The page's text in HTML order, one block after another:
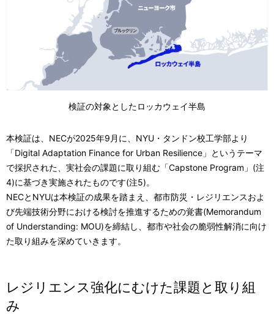
検証の対象としたロッカウェイ半島
本検証は、NECが2025年9月に、NYU・タンドン校工学部より
「Digital Adaptation Finance for Urban Resilience」というテーマ
で採択された、実社会の課題に取り組む「Capstone Program」(注
4)に基づき実施されたものです(注5)。
NECとNYUは本検証の成果を踏まえ、都市防災・レジリエンスおよ
び先端技術分野における検討を推進するための覚書(Memorandum
of Understanding: MOU)を締結し、都市や社会の脆弱性解消に向け
た取り組みを深めていきます。
レジリエンス強化にむけた課題と取り組
み